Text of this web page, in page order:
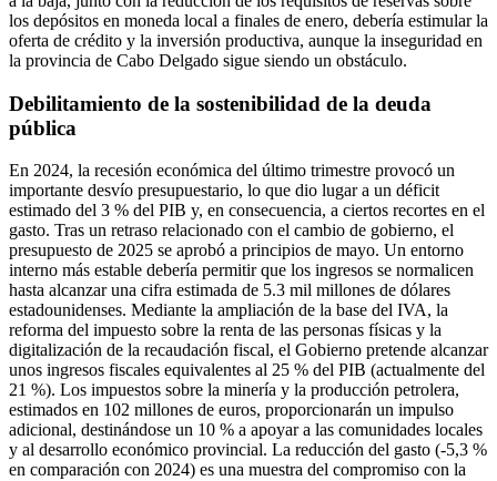
los depósitos en moneda local a finales de enero, debería estimular la
oferta de crédito y la inversión productiva, aunque la inseguridad en
la provincia de Cabo Delgado sigue siendo un obstáculo.
Debilitamiento de la sostenibilidad de la deuda
pública
En 2024, la recesión económica del último trimestre provocó un
importante desvío presupuestario, lo que dio lugar a un déficit
estimado del 3 % del PIB y, en consecuencia, a ciertos recortes en el
gasto. Tras un retraso relacionado con el cambio de gobierno, el
presupuesto de 2025 se aprobó a principios de mayo. Un entorno
interno más estable debería permitir que los ingresos se normalicen
hasta alcanzar una cifra estimada de 5.3 mil millones de dólares
estadounidenses. Mediante la ampliación de la base del IVA, la
reforma del impuesto sobre la renta de las personas físicas y la
digitalización de la recaudación fiscal, el Gobierno pretende alcanzar
unos ingresos fiscales equivalentes al 25 % del PIB (actualmente del
21 %). Los impuestos sobre la minería y la producción petrolera,
estimados en 102 millones de euros, proporcionarán un impulso
adicional, destinándose un 10 % a apoyar a las comunidades locales
y al desarrollo económico provincial. La reducción del gasto (-5,3 %
en comparación con 2024) es una muestra del compromiso con la